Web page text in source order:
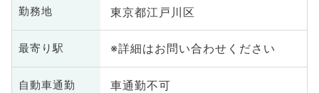
勤務地 東京都江戸川区
最寄り駅 ※詳細はお問い合わせください
自動車通勤 車通勤不可